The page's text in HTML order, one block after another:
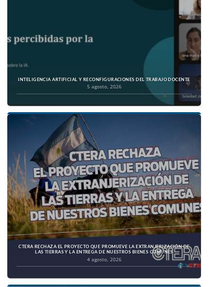
INTELIGENCIA ARTIFICIAL Y RECONFIGURACIONES DEL TRABAJO DOCENTE
5 agosto, 2026
CTERA RECHAZA EL PROYECTO QUE PROMUEVE LA EXTRANJERIZACIÓN DE
LAS TIERRAS Y LA ENTREGA DE NUESTROS BIENES COMUNES
4 agosto, 2026